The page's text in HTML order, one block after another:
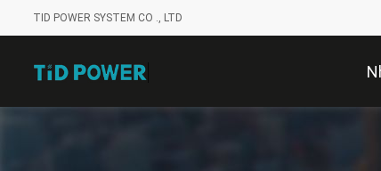
TID POWER SYSTEM CO ., LTD